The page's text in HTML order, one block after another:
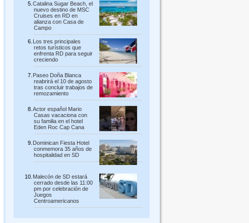
Catalina Sugar Beach, el
nuevo destino de MSC
Cruises en RD en
alianza con Casa de
Campo
Los tres principales
retos turísticos que
enfrenta RD para seguir
creciendo
Paseo Doña Blanca
reabrirá el 10 de agosto
tras concluir trabajos de
remozamiento
Actor español Mario
Casas vacaciona con
su familia en el hotel
Eden Roc Cap Cana
Dominican Fiesta Hotel
conmemora 35 años de
hospitalidad en SD
Malecón de SD estará
cerrado desde las 11:00
pm por celebración de
Juegos
Centroamericanos